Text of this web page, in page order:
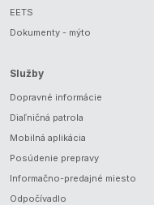
EETS
Dokumenty - mýto
Služby
Dopravné informácie
Diaľničná patrola
Mobilná aplikácia
Posúdenie prepravy
Informačno-predajné miesto
Odpočívadlo